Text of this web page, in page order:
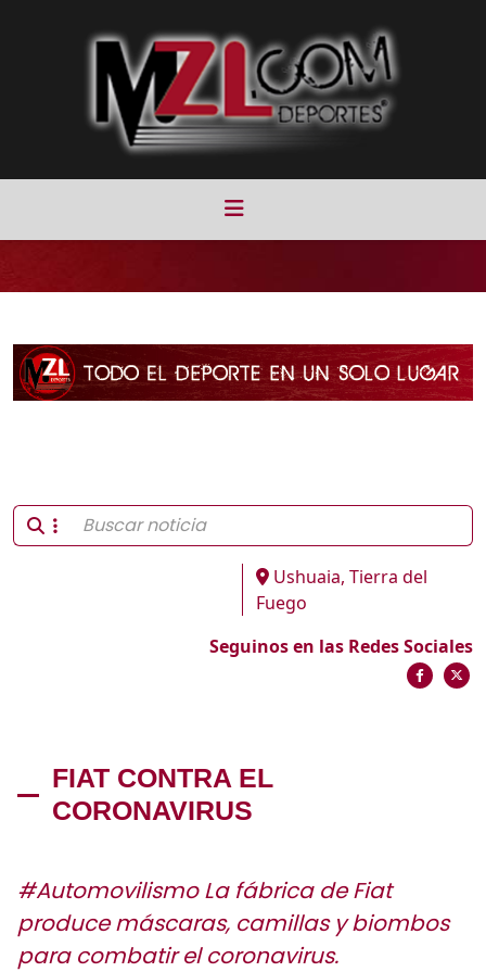
Ushuaia, Tierra del
Fuego
Seguinos en las Redes Sociales
FIAT CONTRA EL
CORONAVIRUS
#Automovilismo La fábrica de Fiat
produce máscaras, camillas y biombos
para combatir el coronavirus.